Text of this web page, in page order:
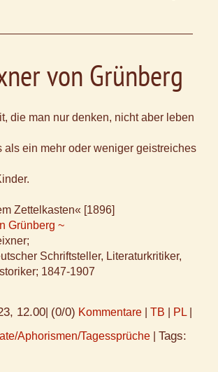
von Grünberg
die man nur denken, nicht aber leben
als ein mehr oder weniger geistreiches
Zettelkasten« [1896]
Grünberg ~
Schriftsteller, Literaturkritiker,
1847-1907
12.00 (0/0) Kommentare TB PL
Aphorismen/Tagessprüche Tags: